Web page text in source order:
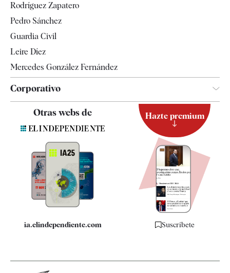
Televisión
Rodríguez Zapatero
Pedro Sánchez
Guardia Civil
Leire Díez
Mercedes González Fernández
Corporativo
Contacto
Quiénes somos
Especificaciones
Otras webs de
ia.elindependiente.com
Hazte premium
Suscríbete